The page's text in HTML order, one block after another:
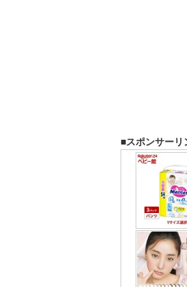
■スポンサーリ